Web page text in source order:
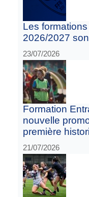
Les
2026/2027
23/07/2026
Formation
nouvelle
première
21/07/2026